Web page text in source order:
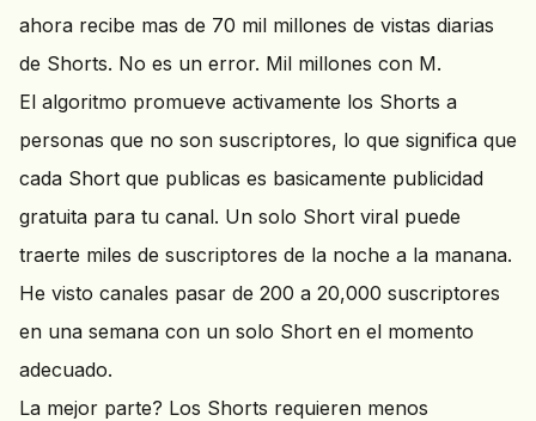
ahora recibe mas de 70 mil millones de vistas diarias
de Shorts. No es un error. Mil millones con M.
El algoritmo promueve activamente los Shorts a
personas que no son suscriptores, lo que significa que
cada Short que publicas es basicamente publicidad
gratuita para tu canal. Un solo Short viral puede
traerte miles de suscriptores de la noche a la manana.
He visto canales pasar de 200 a 20,000 suscriptores
en una semana con un solo Short en el momento
adecuado.
La mejor parte? Los Shorts requieren menos